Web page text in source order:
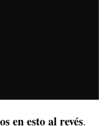
en esto al revés.